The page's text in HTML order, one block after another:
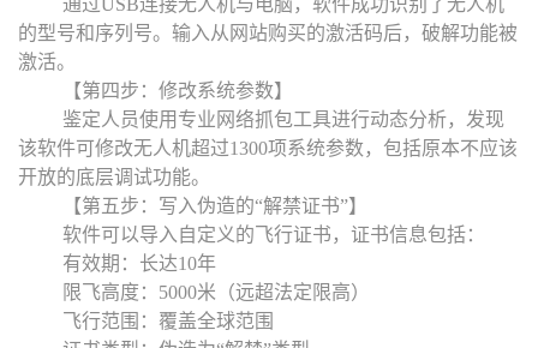
通过USB连接无人机与电脑，软件成功识别了无人机
的型号和序列号。输入从网站购买的激活码后，破解功能被
激活。
【第四步：修改系统参数】
鉴定人员使用专业网络抓包工具进行动态分析，发现
该软件可修改无人机超过1300项系统参数，包括原本不应该
开放的底层调试功能。
【第五步：写入伪造的“解禁证书”】
软件可以导入自定义的飞行证书，证书信息包括：
有效期：长达10年
限飞高度：5000米（远超法定限高）
飞行范围：覆盖全球范围